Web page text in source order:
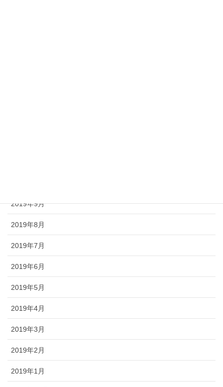
2019年9月
2019年8月
2019年7月
2019年6月
2019年5月
2019年4月
2019年3月
2019年2月
2019年1月